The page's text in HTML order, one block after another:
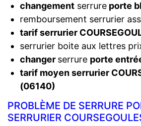
changementserrureporte
remboursement serrurier
tarif serrurier
serrurier boite aux lettres
changer serrure porte
tarif moyen serrurier
(06140)
PROBLÈME DE SERRURE
SERRURIER